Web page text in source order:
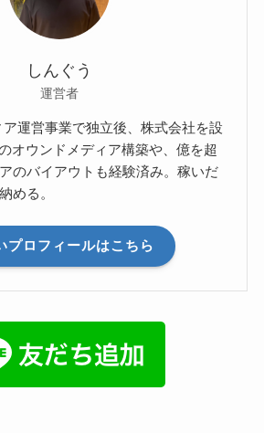
しんぐう
運営者
運営事業で独立後、株式会社を設
オウンドメディア構築や、億を超
のバイアウトも経験済み。稼いだ
める。
プロフィールはこちら